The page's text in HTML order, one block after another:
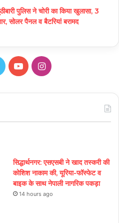
पुलिस ने चोरी का किया खुलासा, 3
सोलर पैनल व बैटरियां बरामद
YouTubeInstagram
सिद्धार्थनगर: एसएसबी ने खाद तस्करी की
कोशिश नाकाम की, यूरिया-फॉस्फेट व
बाइक के साथ नेपाली नागरिक पकड़ा
14 hours ago